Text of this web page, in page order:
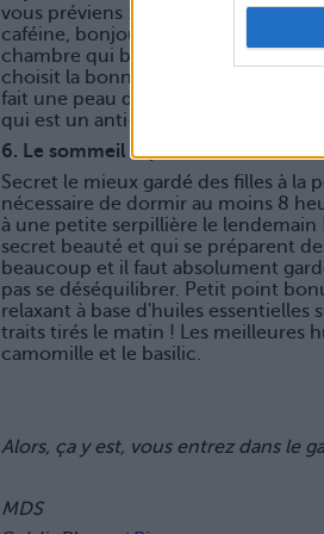
vous préviens : votre meilleure
caféine, bonjour à l'image de notre
chambre qui baille et la bouche
choisit la bonne recette, la tisane
fait une peau de rêve. On privilégie
qui est un anti-inflammatoire ou
6. Le sommeil réparateur
Secret le mieux gardé des filles à la
nécessaire de dormir au moins 8
à une petite serpillière le
secret beauté et qui se préparent
beaucoup et il faut absolument
pas se déséquilibrer. Petit point
relaxant à base d'huiles
traits tirés le matin ! Les meilleures
camomille et le basilic.
Alors, ça y est, vous entrez dans le
MDS